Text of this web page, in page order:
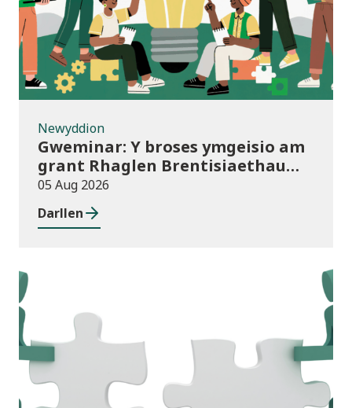
Newyddion
Gweminar: Y broses ymgeisio am
grant Rhaglen Brentisiaethau
Cymru newydd
05 Aug 2026
Darllen
Newyddion